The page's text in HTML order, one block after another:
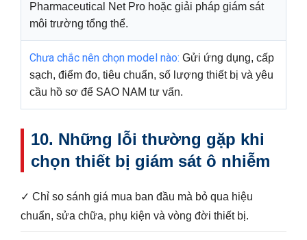
Pharmaceutical Net Pro hoặc giải pháp giám sát
môi trường tổng thể.
Chưa chắc nên chọn model nào: Gửi ứng dụng, cấp
sạch, điểm đo, tiêu chuẩn, số lượng thiết bị và yêu
cầu hồ sơ để SAO NAM tư vấn.
10. Những lỗi thường gặp khi
chọn thiết bị giám sát ô nhiễm
✓ Chỉ so sánh giá mua ban đầu mà bỏ qua hiệu
chuẩn, sửa chữa, phụ kiện và vòng đời thiết bị.